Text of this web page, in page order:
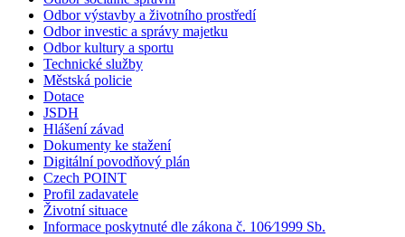
Odbor výstavby a životního prostředí
Odbor investic a správy majetku
Odbor kultury a sportu
Technické služby
Městská policie
Dotace
JSDH
Hlášení závad
Dokumenty ke stažení
Digitální povodňový plán
Czech POINT
Profil zadavatele
Životní situace
Informace poskytnuté dle zákona č. 106⁄1999 Sb.